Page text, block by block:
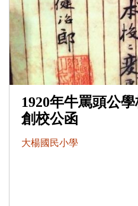
1920年牛罵頭公
創校公函
大楊國民小學